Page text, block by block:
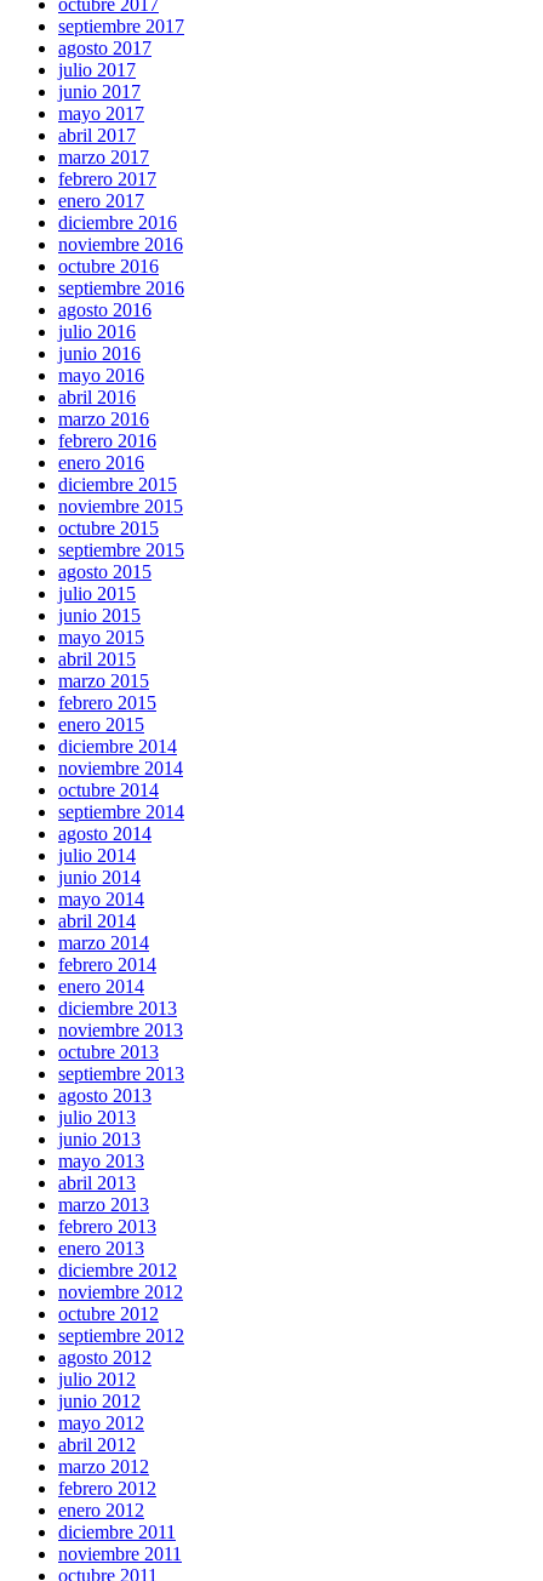
septiembre 2017
agosto 2017
julio 2017
junio 2017
mayo 2017
abril 2017
marzo 2017
febrero 2017
enero 2017
diciembre 2016
noviembre 2016
octubre 2016
septiembre 2016
agosto 2016
julio 2016
junio 2016
mayo 2016
abril 2016
marzo 2016
febrero 2016
enero 2016
diciembre 2015
noviembre 2015
octubre 2015
septiembre 2015
agosto 2015
julio 2015
junio 2015
mayo 2015
abril 2015
marzo 2015
febrero 2015
enero 2015
diciembre 2014
noviembre 2014
octubre 2014
septiembre 2014
agosto 2014
julio 2014
junio 2014
mayo 2014
abril 2014
marzo 2014
febrero 2014
enero 2014
diciembre 2013
noviembre 2013
octubre 2013
septiembre 2013
agosto 2013
julio 2013
junio 2013
mayo 2013
abril 2013
marzo 2013
febrero 2013
enero 2013
diciembre 2012
noviembre 2012
octubre 2012
septiembre 2012
agosto 2012
julio 2012
junio 2012
mayo 2012
abril 2012
marzo 2012
febrero 2012
enero 2012
diciembre 2011
noviembre 2011
octubre 2011